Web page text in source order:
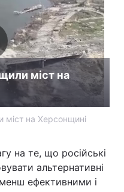
міст на
міст на Херсонщині
на те, що російські
альтернативні
ефективними і